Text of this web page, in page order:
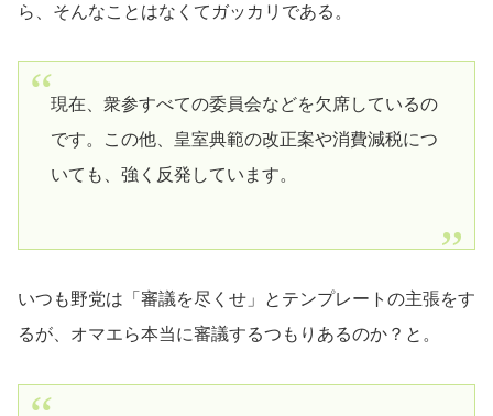
ら、そんなことはなくてガッカリである。
現在、衆参すべての委員会などを欠席しているの
です。この他、皇室典範の改正案や消費減税につ
いても、強く反発しています。
いつも野党は「審議を尽くせ」とテンプレートの主張をす
るが、オマエら本当に審議するつもりあるのか？と。